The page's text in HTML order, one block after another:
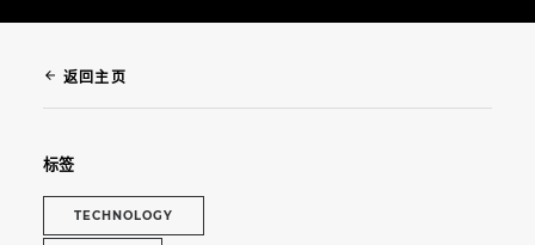
arrow_back 返回主页
标签
TECHNOLOGY